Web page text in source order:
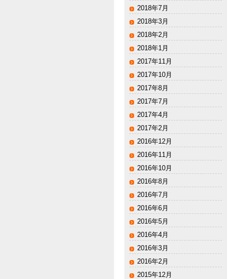
2018年7月
2018年3月
2018年2月
2018年1月
2017年11月
2017年10月
2017年8月
2017年7月
2017年4月
2017年2月
2016年12月
2016年11月
2016年10月
2016年8月
2016年7月
2016年6月
2016年5月
2016年4月
2016年3月
2016年2月
2015年12月